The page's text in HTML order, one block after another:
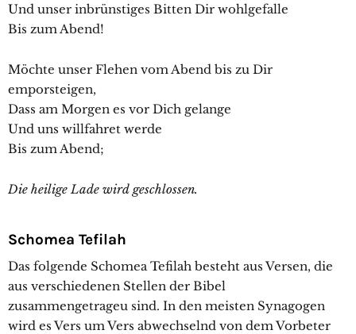
Und unser inbrünstiges Bitten Dir wohlgefalle
Bis zum Abend!
Möchte unser Flehen vom Abend bis zu Dir
emporsteigen,
Dass am Morgen es vor Dich gelange
Und uns willfahret werde
Bis zum Abend;
Die heilige Lade wird geschlossen.
Schomea Tefilah
Das folgende Schomea Tefilah besteht aus Versen, die
aus verschiedenen Stellen der Bibel
zusammengetrageu sind. In den meisten Synagogen
wird es Vers um Vers abwechselnd von dem Vorbeter